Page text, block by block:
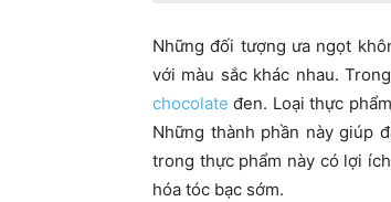
Những đối tượng ưa ngọt
với màu sắc khác nhau.
chocolate đen. Loại thực
Những thành phần này giúp
trong thực phẩm này có lợi
hóa tóc bạc sớm.